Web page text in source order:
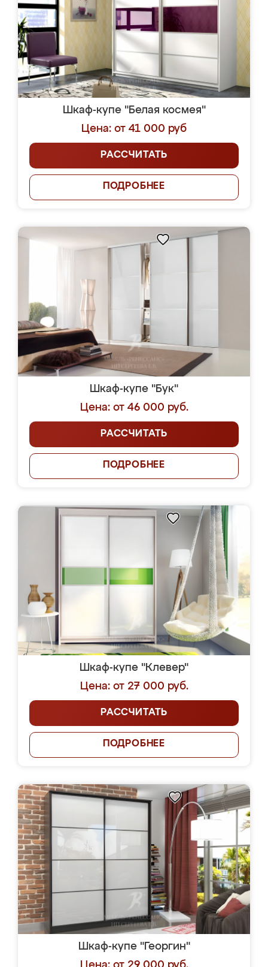
Шкаф-купе "Белая космея"
Цена: от 41 000 руб
РАССЧИТАТЬ
ПОДРОБНЕЕ
Шкаф-купе "Бук"
Цена: от 46 000 руб.
РАССЧИТАТЬ
ПОДРОБНЕЕ
Шкаф-купе "Клевер"
Цена: от 27 000 руб.
РАССЧИТАТЬ
ПОДРОБНЕЕ
Шкаф-купе "Георгин"